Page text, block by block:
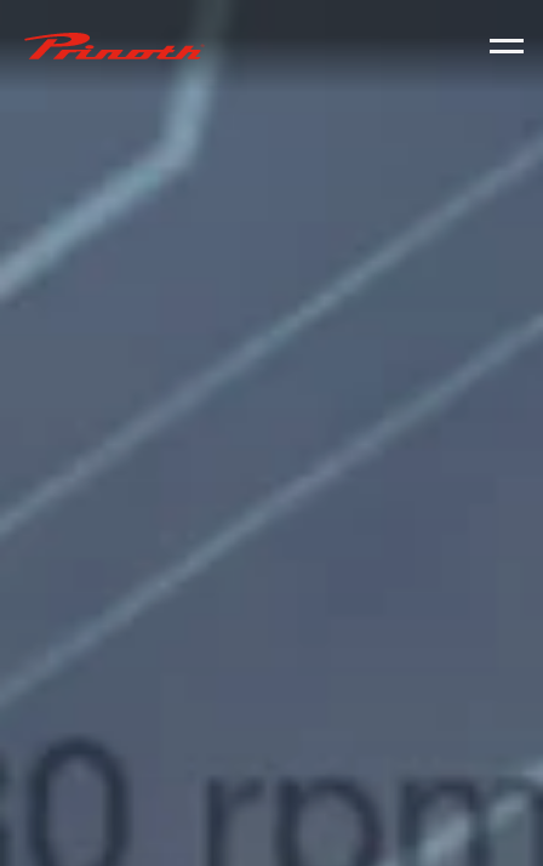
Prinoth - Corporate Website